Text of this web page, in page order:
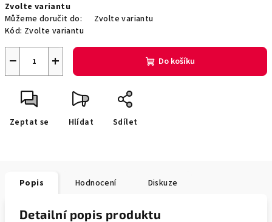
cena:
Zvolte variantu
Můžeme doručit do:
Zvolte variantu
Kód: Zvolte variantu
+
− Do košíku
Zeptat se Hlídat Sdílet
Popis Hodnocení Diskuze
Detailní popis produktu